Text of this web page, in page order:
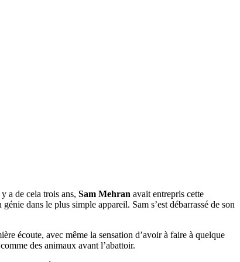
a de cela trois ans, Sam Mehran avait entrepris cette
dans le plus simple appareil. Sam s’est débarrassé de son
écoute, avec même la sensation d’avoir à faire à quelque
des animaux avant l’abattoir.